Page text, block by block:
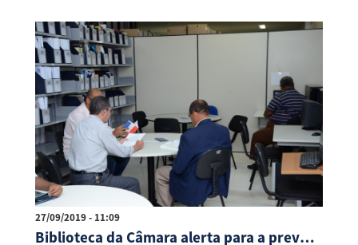
27/09/2019 - 11:09
Biblioteca da Câmara alerta para a prevenção do suicídio